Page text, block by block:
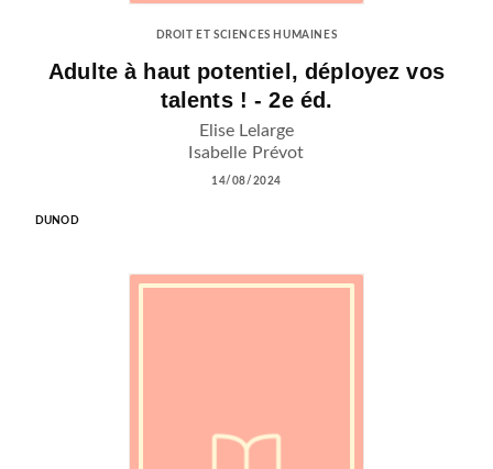
DROIT ET SCIENCES HUMAINES
Adulte à haut potentiel, déployez vos
talents ! - 2e éd.
Elise Lelarge
Isabelle Prévot
14/08/2024
DUNOD